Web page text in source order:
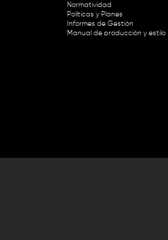
Normatividad
Políticas y Planes
Informes de Gestión
Manual de producción y estilo